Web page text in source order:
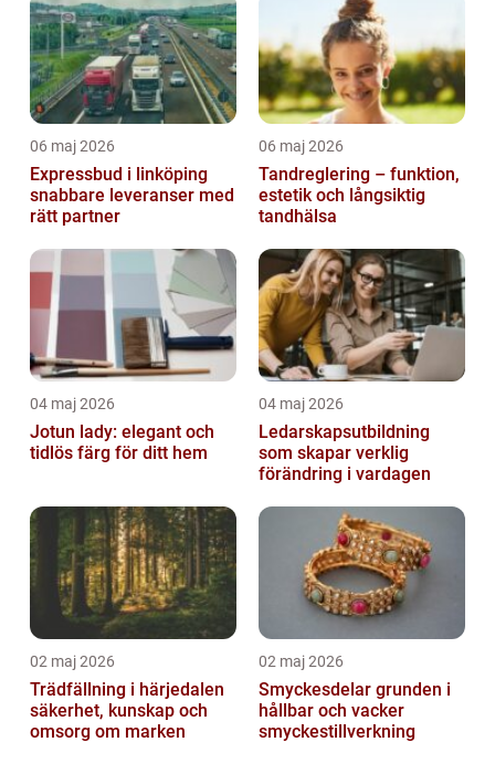
06 maj 2026
Expressbud i linköping
snabbare leveranser med
rätt partner
06 maj 2026
Tandreglering – funktion,
estetik och långsiktig
tandhälsa
04 maj 2026
Jotun lady: elegant och
tidlös färg för ditt hem
04 maj 2026
Ledarskapsutbildning
som skapar verklig
förändring i vardagen
02 maj 2026
Trädfällning i härjedalen
säkerhet, kunskap och
omsorg om marken
02 maj 2026
Smyckesdelar grunden i
hållbar och vacker
smyckestillverkning